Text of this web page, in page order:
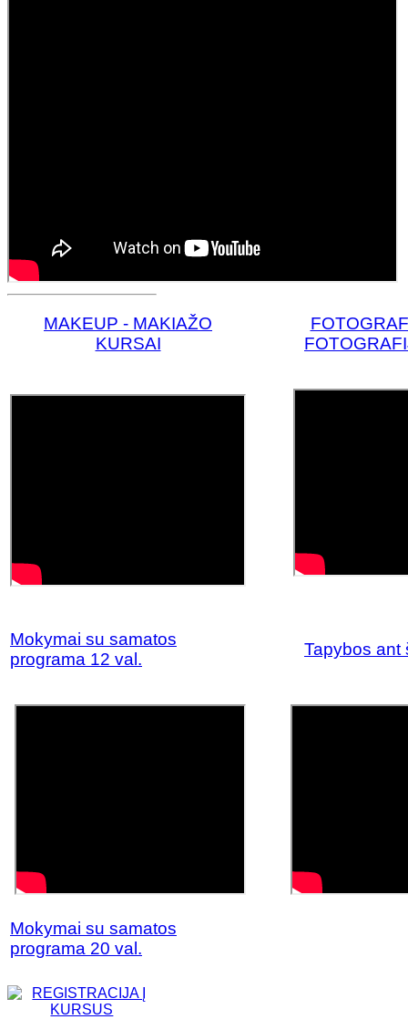
MAKEUP - MAKIAŽO
KURSAI
Mokymai su samatos
programa 12 val.
Tapybos ant
Mokymai su samatos
programa 20 val.